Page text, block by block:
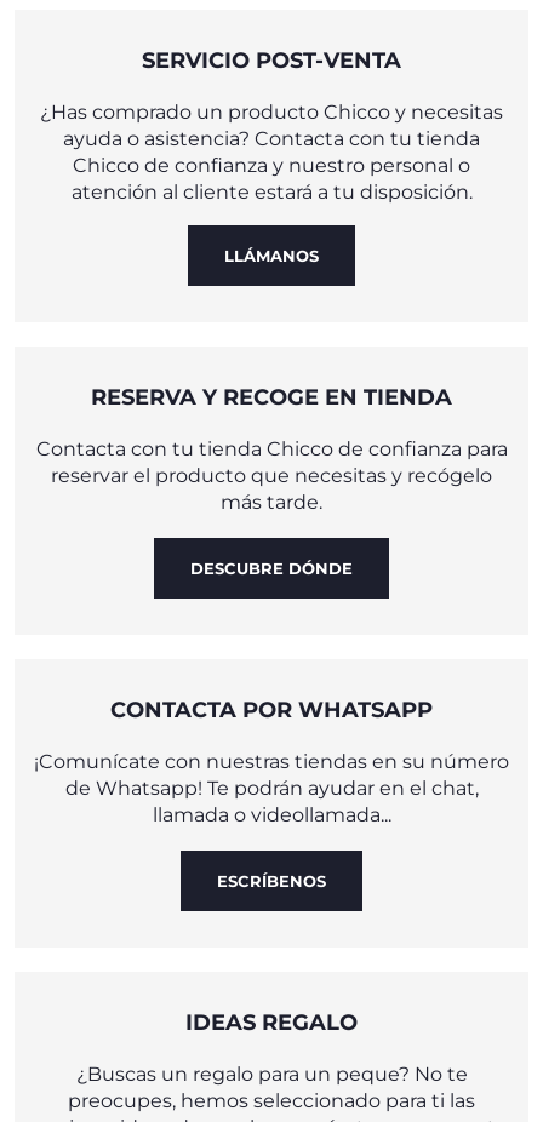
SERVICIO POST-VENTA
¿Has comprado un producto Chicco y necesitas
ayuda o asistencia? Contacta con tu tienda
Chicco de confianza y nuestro personal o
atención al cliente estará a tu disposición.
LLÁMANOS
RESERVA Y RECOGE EN TIENDA
Contacta con tu tienda Chicco de confianza para
reservar el producto que necesitas y recógelo
más tarde.
DESCUBRE DÓNDE
CONTACTA POR WHATSAPP
¡Comunícate con nuestras tiendas en su número
de Whatsapp! Te podrán ayudar en el chat,
llamada o videollamada...
ESCRÍBENOS
IDEAS REGALO
¿Buscas un regalo para un peque? No te
preocupes, hemos seleccionado para ti las